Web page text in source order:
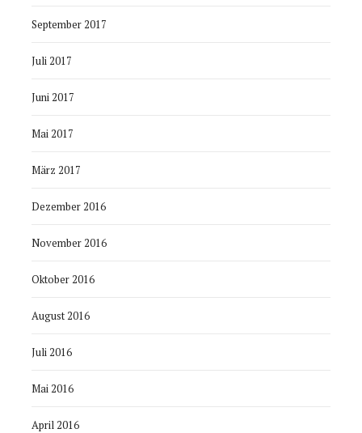
September 2017
Juli 2017
Juni 2017
Mai 2017
März 2017
Dezember 2016
November 2016
Oktober 2016
August 2016
Juli 2016
Mai 2016
April 2016